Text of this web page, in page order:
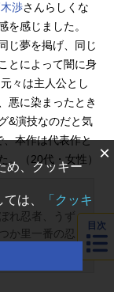
渉さんらしくな
を感じました。
じ夢を掲げ、同じ
とによって闇に身
々は主人公とし
悪に染まったとき
&演技なのだと気
本作は代表作と
。（20代・女性）
れ忍者、うず
か里一番の忍
継ぐ事。その
九尾の妖狐」
目次
×
め、クッキー
は、
「クッキ